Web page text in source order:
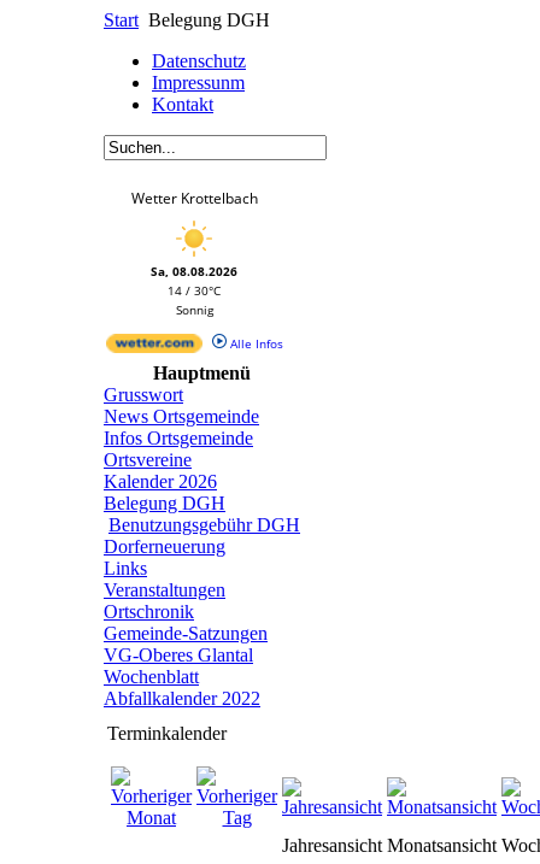
Start Belegung DGH
Datenschutz
Impressunm
Kontakt
Wetter Krottelbach
Sa, 08.08.2026
14 / 30°C
Sonnig
Alle Infos
Hauptmenü
Grusswort
News Ortsgemeinde
Infos Ortsgemeinde
Ortsvereine
Kalender 2026
Belegung DGH
Benutzungsgebühr DGH
Dorferneuerung
Links
Veranstaltungen
Ortschronik
Gemeinde-Satzungen
VG-Oberes Glantal
Wochenblatt
Abfallkalender 2022
Terminkalender
Jahresansicht Monatsansicht